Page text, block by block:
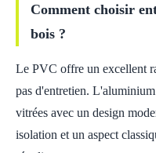
Comment choisir
bois ?
Le PVC offre un excellent
pas d'entretien.
vitrées avec un design
isolation et un aspect